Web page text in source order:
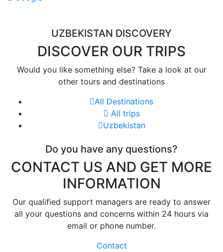
UZBEKISTAN DISCOVERY
DISCOVER OUR TRIPS
Would you like something else? Take a look at our
other tours and destinations
All Destinations
All trips
Uzbekistan
Do you have any questions?
CONTACT US AND GET MORE
INFORMATION
Our qualified support managers are ready to answer
all your questions and concerns within 24 hours via
email or phone number.
Contact